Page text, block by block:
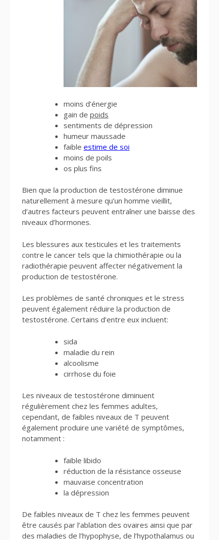
moins d’énergie
gain de poids
sentiments de dépression
humeur maussade
faible estime de soi
moins de poils
os plus fins
Bien que la production de testostérone diminue
naturellement à mesure qu’un homme vieillit,
d’autres facteurs peuvent entraîner une baisse des
niveaux d’hormones.
Les blessures aux testicules et les traitements
contre le cancer tels que la chimiothérapie ou la
radiothérapie peuvent affecter négativement la
production de testostérone.
Les problèmes de santé chroniques et le stress
peuvent également réduire la production de
testostérone. Certains d’entre eux incluent:
sida
maladie du rein
alcoolisme
cirrhose du foie
Les niveaux de testostérone diminuent
régulièrement chez les femmes adultes,
cependant, de faibles niveaux de T peuvent
également produire une variété de symptômes,
notamment :
faible libido
réduction de la résistance osseuse
mauvaise concentration
la dépression
De faibles niveaux de T chez les femmes peuvent
être causés par l’ablation des ovaires ainsi que par
des maladies de l’hypophyse, de l’hypothalamus ou